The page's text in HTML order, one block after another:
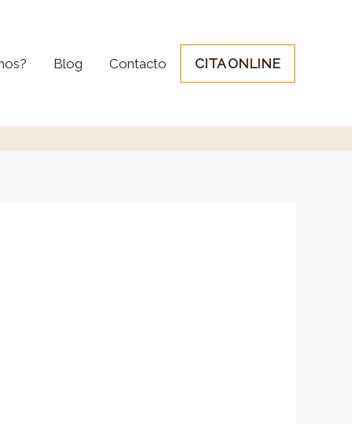
Blog Contacto CITA ONLINE